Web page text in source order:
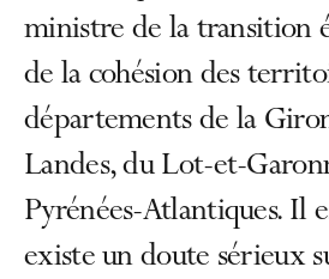
ministre de la transition
de la cohésion des
départements de la
Landes, du Lot-et-
Pyrénées-Atlantiques. Il
existe un doute sérieux